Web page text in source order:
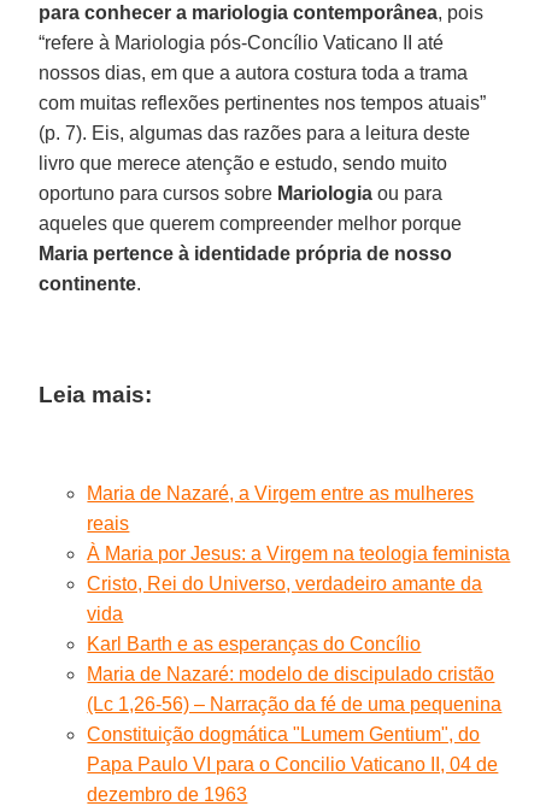
para conhecer a mariologia contemporânea, pois
“refere à Mariologia pós-Concílio Vaticano II até
nossos dias, em que a autora costura toda a trama
com muitas reflexões pertinentes nos tempos atuais”
(p. 7). Eis, algumas das razões para a leitura deste
livro que merece atenção e estudo, sendo muito
oportuno para cursos sobre Mariologia ou para
aqueles que querem compreender melhor porque
Maria pertence à identidade própria de nosso
continente.
Leia mais:
Maria de Nazaré, a Virgem entre as mulheres
reais
À Maria por Jesus: a Virgem na teologia feminista
Cristo, Rei do Universo, verdadeiro amante da
vida
Karl Barth e as esperanças do Concílio
Maria de Nazaré: modelo de discipulado cristão
(Lc 1,26-56) – Narração da fé de uma pequenina
Constituição dogmática "Lumem Gentium", do
Papa Paulo VI para o Concilio Vaticano II, 04 de
dezembro de 1963